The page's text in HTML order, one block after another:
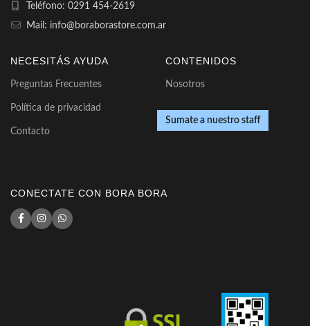
Teléfono: 0291 454-2619
Mail: info@boraborastore.com.ar
NECESITÁS AYUDA
Preguntas Frecuentes
Política de privacidad
Contacto
CONTENIDOS
Nosotros
Sumate a nuestro staff
CONECTATE CON BORA BORA